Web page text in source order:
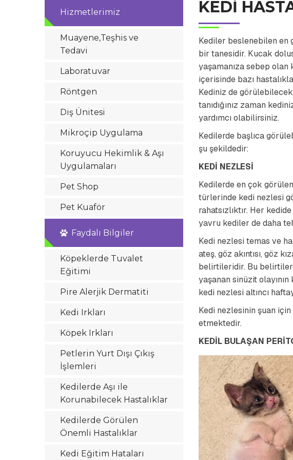
KEDI
Kediler beslenebilen en
bir tanesidir. Kucak
yaşamanıza sebep
içerisinde bazı
Kediniz de görülebilecek
tanıdığınız zaman
yardımcı olabilirsiniz.
Kedilerde başlıca
şu şekildedir:
KEDİ NEZLESİ
Kedilerde en çok
türlerinde kedi nezlesi
rahatsızlıktır. Her
yavru kediler de daha
Kedi nezlesi temas ve
ateş, göz akıntısı, göz
belirtileridir. Bu
yaşanan sinüzit olayının
kedi nezlesi altıncı
Kedi nezlesinin şuan
etmektedir.
KEDİL BULAŞAN
Hizmetlerimiz
Muayene,Teşhis ve
Tedavi
Laboratuvar
Röntgen
Diş Ünitesi
Mikroçip Uygulama
Koruyucu Hekimlik & Aşı
Uygulamaları
Pet Shop
Pet Kuaför
Faydalı Bilgiler
Köpeklerde Tuvalet
Eğitimi
Pire Alerjik Dermatiti
Kedi Irkları
Köpek Irkları
Petlerin Yurt Dışı Çıkış
İşlemleri
Kedilerde Aşı ile
Korunabilecek Hastalıklar
Kedilerde Görülen
Önemli Hastalıklar
Kedi Eğitim Hataları